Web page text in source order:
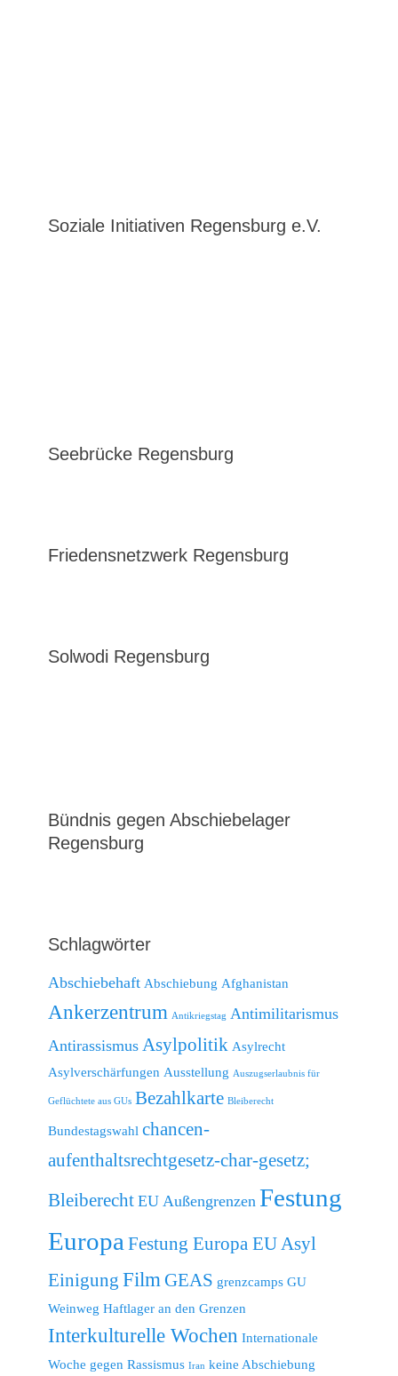
Soziale Initiativen Regensburg e.V.
Seebrücke Regensburg
Friedensnetzwerk Regensburg
Solwodi Regensburg
Bündnis gegen Abschiebelager
Regensburg
Schlagwörter
Abschiebehaft Abschiebung Afghanistan
Ankerzentrum Antikriegstag Antimilitarismus
Antirassismus Asylpolitik Asylrecht
Asylverschärfungen Ausstellung Auszugserlaubnis für
Geflüchtete aus GUs Bezahlkarte Bleiberecht
Bundestagswahl chancen-
aufenthaltsrechtgesetz-char-gesetz;
Bleiberecht EU Außengrenzen Festung
Europa Festung Europa EU Asyl
Einigung Film GEAS grenzcamps GU
Weinweg Haftlager an den Grenzen
Interkulturelle Wochen Internationale
Woche gegen Rassismus Iran keine Abschiebung